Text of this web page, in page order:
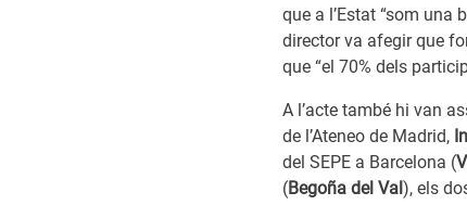
que a l’Estat “som
director va afegir que
que “el 70% dels
A l’acte també hi van
de l’Ateneo de Madrid,
del SEPE a Barcelona (
(Begoña del Val), els